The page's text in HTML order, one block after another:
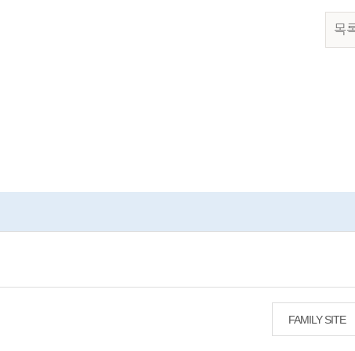
목
FAMILY SITE